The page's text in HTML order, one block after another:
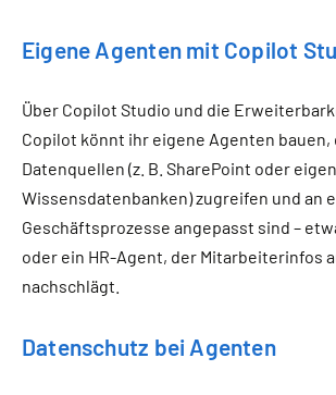
Eigene Agenten mit Copilot
Über Copilot Studio und die
Copilot könnt ihr eigene Agenten bauen,
Datenquellen (z. B. SharePoint oder
Wissensdatenbanken) zugreifen und an
Geschäftsprozesse angepasst sind –
oder ein HR-Agent, der Mitarbeiterinfos
nachschlägt.
Datenschutz bei Agenten